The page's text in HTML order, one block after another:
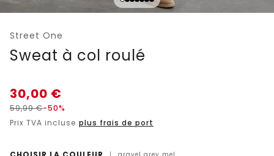
Street One
Sweat à col roulé
30,00 €
59,99€-50%
Prix TVA incluse plus frais de port